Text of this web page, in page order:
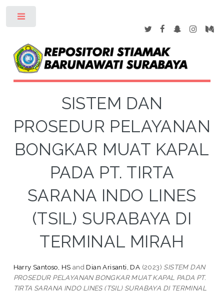
SISTEM DAN
PROSEDUR PELAYANAN
BONGKAR MUAT KAPAL
PADA PT. TIRTA
SARANA INDO LINES
(TSIL) SURABAYA DI
TERMINAL MIRAH
Harry Santoso, HS and Dian Arisanti, DA (2023) SISTEM DAN
PROSEDUR PELAYANAN BONGKAR MUAT KAPAL PADA PT.
TIRTA SARANA INDO LINES (TSIL) SURABAYA DI TERMINAL